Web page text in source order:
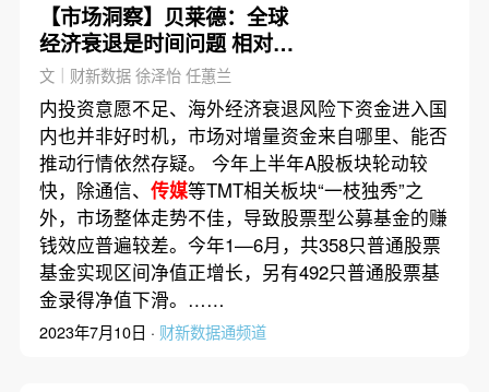
【市场洞察】贝莱德：全球
经济衰退是时间问题 相对看
好新兴市场股票
文｜财新数据 徐泽怡 任蕙兰
内投资意愿不足、海外经济衰退风险下资金进入国
内也并非好时机，市场对增量资金来自哪里、能否
推动行情依然存疑。 今年上半年A股板块轮动较
快，除通信、 传媒等TMT相关板块“一枝独秀”之
外，市场整体走势不佳，导致股票型公募基金的赚
钱效应普遍较差。今年1—6月，共358只普通股票
基金实现区间净值正增长，另有492只普通股票基
金录得净值下滑。……
2023年7月10日 · 财新数据通频道